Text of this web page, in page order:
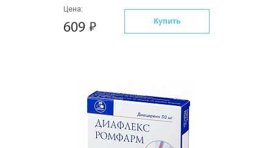
Цена:
609 Купить